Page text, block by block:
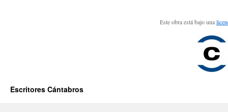
Este obra está bajo una
Escritores Cántabros